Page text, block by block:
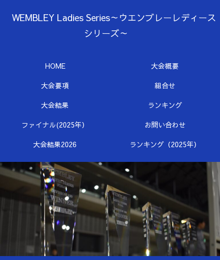
WEMBLEY Ladies Series～ウエンブレーレディース
シリーズ～
HOME
大会概要
大会要項
組合せ
大会結果
ランキング
ファイナル(2025年）
お問い合わせ
大会結果2026
ランキング（2025年）